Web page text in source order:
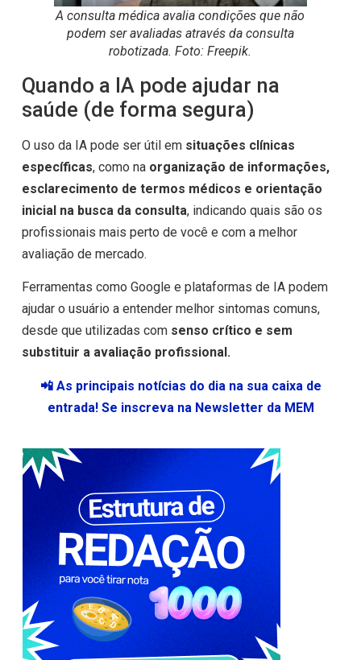
A consulta médica avalia condições que não
podem ser avaliadas através da consulta
robotizada. Foto: Freepik.
Quando a IA pode ajudar na
saúde (de forma segura)
O uso da IA pode ser útil em situações clínicas
específicas, como na organização de informações,
esclarecimento de termos médicos e orientação
inicial na busca da consulta, indicando quais são os
profissionais mais perto de você e com a melhor
avaliação de mercado.
Ferramentas como Google e plataformas de IA podem
ajudar o usuário a entender melhor sintomas comuns,
desde que utilizadas com senso crítico e sem
substituir a avaliação profissional.
📲 As principais notícias do dia na sua caixa de
entrada! Se inscreva na Newsletter da MEM